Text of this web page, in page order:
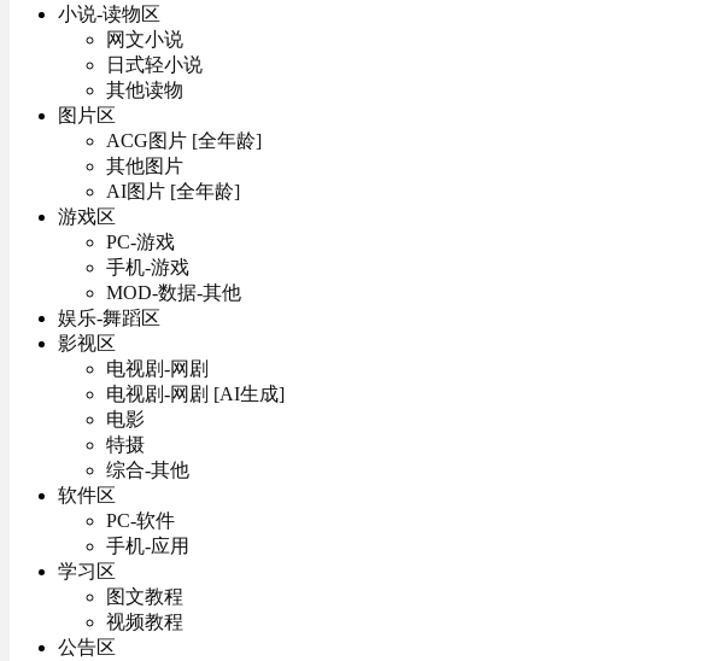
小说-读物区
网文小说
日式轻小说
其他读物
图片区
ACG图片 [全年龄]
其他图片
AI图片 [全年龄]
游戏区
PC-游戏
手机-游戏
MOD-数据-其他
娱乐-舞蹈区
影视区
电视剧-网剧
电视剧-网剧 [AI生成]
电影
特摄
综合-其他
软件区
PC-软件
手机-应用
学习区
图文教程
视频教程
公告区